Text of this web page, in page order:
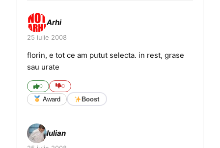
Arhi
25 iulie 2008
florin, e tot ce am putut selecta. in rest, grase
sau urate
0 0
Award Boost
Iulian